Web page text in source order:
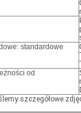
standardowe
od
szczegółowe